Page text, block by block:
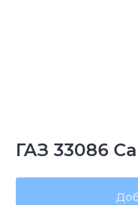
ГАЗ 33086